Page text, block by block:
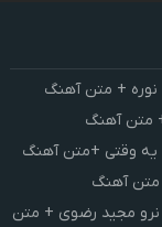
+ متن آهنگ
متن آهنگ
یه وقتی +متن آهنگ
متن آهنگ
نرو مجید رضوی + متن